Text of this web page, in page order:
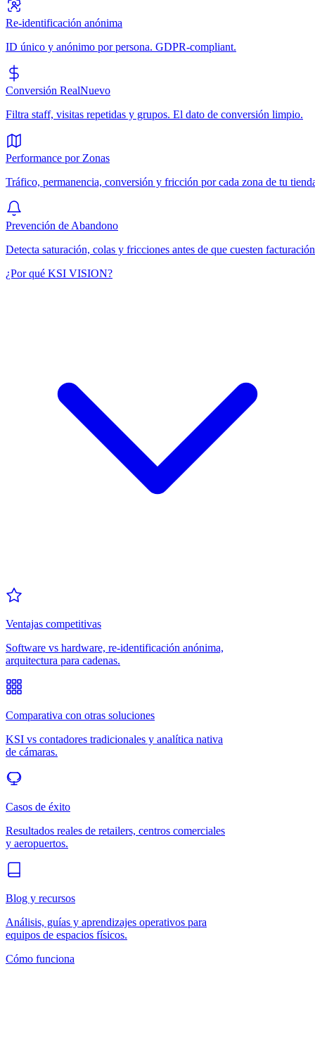
Re-identificación anónima
ID único y anónimo por persona. GDPR-compliant.
Conversión RealNuevo
Filtra staff, visitas repetidas y grupos. El dato de conversión limpio.
Performance por Zonas
Tráfico, permanencia, conversión y fricción por cada zona de tu
Prevención de Abandono
Detecta saturación, colas y fricciones antes de que cuesten
¿Por qué KSI VISION?
Ventajas competitivas
Software vs hardware, re-identificación anónima,
arquitectura para cadenas.
Comparativa con otras soluciones
KSI vs contadores tradicionales y analítica nativa
de cámaras.
Casos de éxito
Resultados reales de retailers, centros comerciales
y aeropuertos.
Blog y recursos
Análisis, guías y aprendizajes operativos para
equipos de espacios físicos.
Cómo funciona